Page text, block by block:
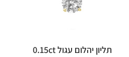
תליון יהלום עגול 0.15ct